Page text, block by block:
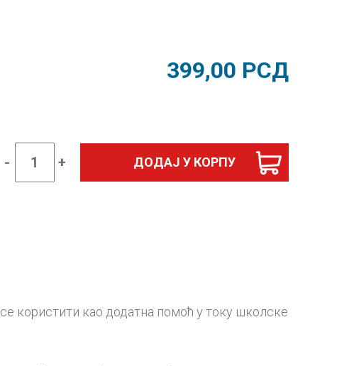
399,00 РСД
-
Енглески
језик
оцене
количина
+ ДОДАЈ У КОРПУ
користити као додатна помоћ у току школске